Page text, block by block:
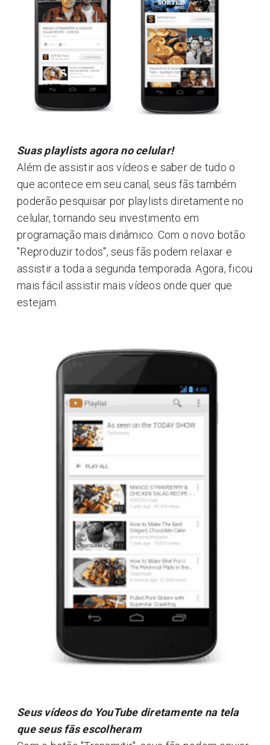
Suas playlists agora no celular!
Além de assistir aos vídeos e saber de tudo o
que acontece em seu canal, seus fãs também
poderão pesquisar por playlists diretamente no
celular, tornando seu investimento em
programação mais dinâmico. Com o novo botão
"Reproduzir todos", seus fãs podem relaxar e
assistir a toda a segunda temporada. Agora, ficou
mais fácil assistir mais vídeos onde quer que
estejam.
Seus vídeos do YouTube diretamente na tela
que seus fãs escolheram